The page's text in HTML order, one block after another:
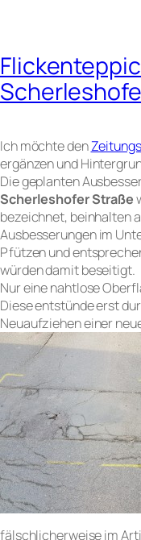
Ich möchte den
ergänzen und
Die geplanten
Scherleshofer Straße
bezeichnet, beinhalten
Ausbesserungen im
Pfützen und
würden damit beseitigt.
Nur eine nahtlose
Diese entstünde erst
Neuaufziehen einer
fälschlicherweise im